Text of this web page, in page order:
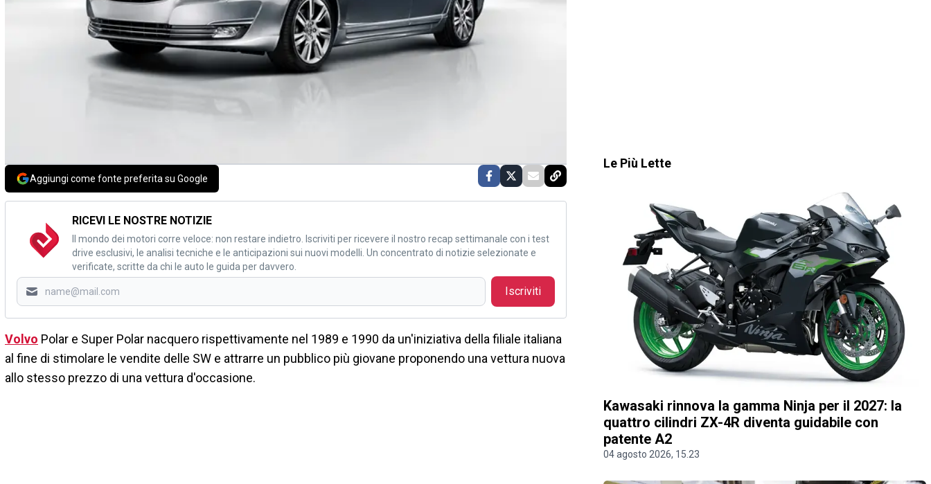
Aggiungi come fonte preferita su Google
RICEVI LE NOSTRE NOTIZIE
Il mondo dei motori corre veloce: non restare indietro. Iscriviti per ricevere il nostro recap settimanale con i test
drive esclusivi, le analisi tecniche e le anticipazioni sui nuovi modelli. Un concentrato di notizie selezionate e
verificate, scritte da chi le auto le guida per davvero.
Iscriviti
Volvo Polar e Super Polar nacquero rispettivamente nel 1989 e 1990 da un'iniziativa della filiale italiana
al fine di stimolare le vendite delle SW e attrarre un pubblico più giovane proponendo una vettura nuova
allo stesso prezzo di una vettura d'occasione.
Le Più Lette
Kawasaki rinnova la gamma Ninja per il 2027: la
quattro cilindri ZX-4R diventa guidabile con
patente A2
04 agosto 2026, 15.23